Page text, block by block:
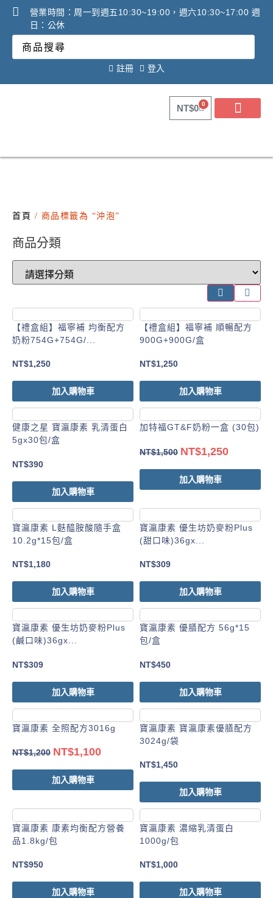
營業時間：周一到週五10:30~19:00，週六10:30~17:00 週
日：公休
註冊 登入
NT$0 0
首頁 / 商品標籤為 “沖泡”
商品分類
【禮盒組】福寧補 均衡配方
奶粉754G+754G/...
NT$1,250
加入購物車
【禮盒組】福寧補 順暢配方
900G+900G/盒
NT$1,250
加入購物車
健康之星 寶瀛康素 乳清蛋白
5gx30包/盒
NT$390
加入購物車
加特福GT&F奶粉一盒 (30包)
NT$1,500 NT$1,250
加入購物車
寶瀛康素 L麩醯胺酸隨手盒
10.2g*15包/盒
NT$1,180
加入購物車
寶瀛康素 優生坊奶麥粉Plus
(甜口味)36gx...
NT$309
加入購物車
寶瀛康素 優生坊奶麥粉Plus
(鹹口味)36gx...
NT$309
加入購物車
寶瀛康素 優膳配方 56g*15
包/盒
NT$450
加入購物車
寶瀛康素 全照配方3016g
NT$1,200 NT$1,100
加入購物車
寶瀛康素 寶瀛康素優膳配方
3024g/袋
NT$1,450
加入購物車
寶瀛康素 康素均衡配方營養
品1.8kg/包
NT$950
加入購物車
寶瀛康素 濃縮乳清蛋白
1000g/包
NT$1,000
加入購物車